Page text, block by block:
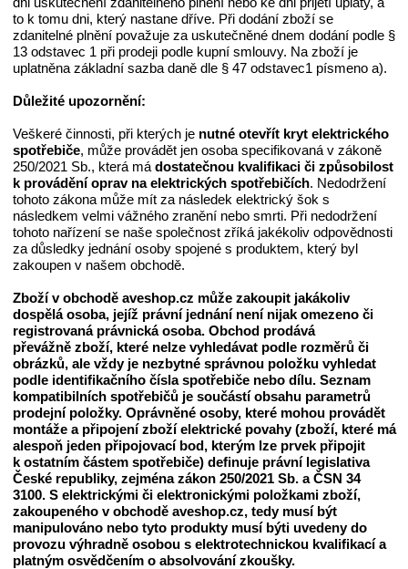
to k tomu dni, který nastane dříve. Při dodání zboží se
zdanitelné plnění považuje za uskutečněné dnem dodání podle §
13 odstavec 1 při prodeji podle kupní smlouvy. Na zboží je
uplatněna základní sazba daně dle § 47 odstavec1 písmeno a).
Důležité upozornění:
Veškeré činnosti, při kterých je nutné otevřít kryt elektrického
spotřebiče, může provádět jen osoba specifikovaná v zákoně
250/2021 Sb., která má dostatečnou kvalifikaci či způsobilost
k provádění oprav na elektrických spotřebičích. Nedodržení
tohoto zákona může mít za následek elektrický šok s
následkem velmi vážného zranění nebo smrti. Při nedodržení
tohoto nařízení se naše společnost zříká jakékoliv odpovědnosti
za důsledky jednání osoby spojené s produktem, který byl
zakoupen v našem obchodě.
Zboží v obchodě aveshop.cz může zakoupit jakákoliv
dospěláosoba, jejíž právní jednání není nijak omezeno či
registrovaná právnická osoba. Obchod prodává
převážně zboží, které nelze vyhledávat podle rozměrů či
obrázků, ale vždy je nezbytné správnou položku vyhledat
podle identifikačního čísla spotřebiče nebo dílu. Seznam
kompatibilních spotřebičů je součástí obsahu parametrů
prodejní položky. Oprávněné osoby, které mohou provádět
montáže a připojení zboží elektrické povahy(zboží, které má
alespoň jeden připojovací bod, kterým lze prvek připojit
k ostatním částem spotřebiče) definujeprávní legislativa
České republiky, zejménazákon 250/2021 Sb. a ČSN 34
3100. S elektrickými či elektronickými položkamizboží,
zakoupeného v obchodě aveshop.cz, tedy musí být
manipulováno nebo tyto produkty musí býti uvedeny do
provozu výhradně osobou s elektrotechnickou kvalifikací a
platným osvědčením o absolvování zkoušky.